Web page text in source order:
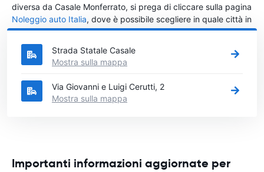
diversa da Casale Monferrato, si prega di cliccare sulla pagina
Noleggio auto Italia, dove è possibile scegliere in quale città in
Italia si vuole noleggiare l'auto.
Strada Statale Casale
Mostra sulla mappa
Via Giovanni e Luigi Cerutti, 2
Mostra sulla mappa
Importanti informazioni aggiornate per